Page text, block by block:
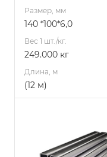
Размер, мм
140 *100*6,0
Вес 1 шт./кг.
249.000 кг
Длина, м
(12 м)